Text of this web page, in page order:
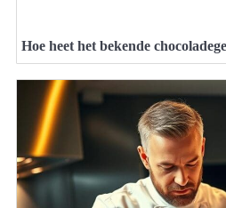
Hoe heet het bekende